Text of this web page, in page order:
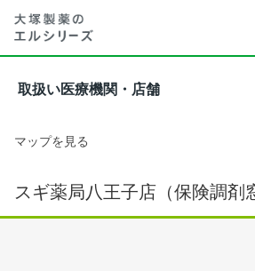
取扱い医療機関・店舗
マップを見る
スギ薬局八王子店（保険調剤